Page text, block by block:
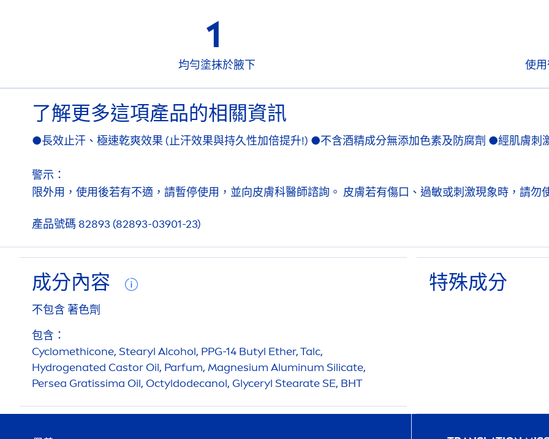
1
均勻塗抹於腋下 使
了解更多這項產品的相關資訊
●長效止汗、極速乾爽效果 (止汗效果與持久性加倍提升!) ●不含酒精成分無添加色素及防腐劑 ●經肌膚刺
警示：
限外用，使用後若有不適，請暫停使用，並向皮膚科醫師諮詢。 皮膚若有傷口、過敏或刺激現象時，請勿
產品號碼 82893 (82893-03901-23)
成分內容
不包含 著色劑
包含：
Cyclomethicone, Stearyl Alcohol, PPG-14 Butyl Ether, Talc,
Hydrogenated Castor Oil, Parfum, Magnesium Aluminum Silicate,
Persea Gratissima Oil, Octyldodecanol, Glyceryl Stearate SE, BHT
特殊成分